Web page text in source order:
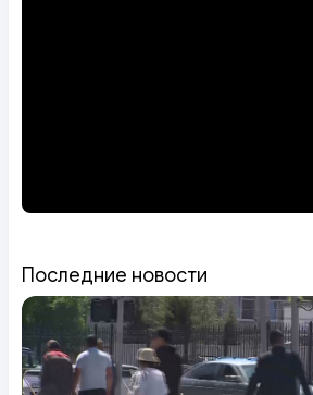
Последние новости